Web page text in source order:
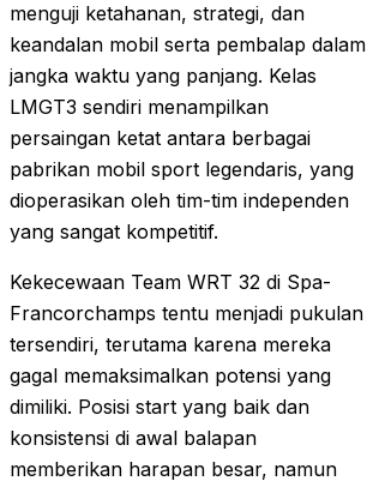
menguji ketahanan, strategi, dan
keandalan mobil serta pembalap dalam
jangka waktu yang panjang. Kelas
LMGT3 sendiri menampilkan
persaingan ketat antara berbagai
pabrikan mobil sport legendaris, yang
dioperasikan oleh tim-tim independen
yang sangat kompetitif.
Kekecewaan Team WRT 32 di Spa-
Francorchamps tentu menjadi pukulan
tersendiri, terutama karena mereka
gagal memaksimalkan potensi yang
dimiliki. Posisi start yang baik dan
konsistensi di awal balapan
memberikan harapan besar, namun